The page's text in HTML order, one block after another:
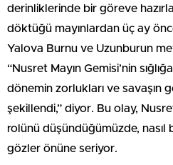
derinliklerinde bir göreve
döktüğü mayınlardan üç ay
Yalova Burnu ve Uzunburun
“Nusret Mayın Gemisi’nin
dönemin zorlukları ve savaşın
şekillendi,” diyor. Bu olay,
rolünü düşündüğümüzde, nasıl
gözler önüne seriyor.